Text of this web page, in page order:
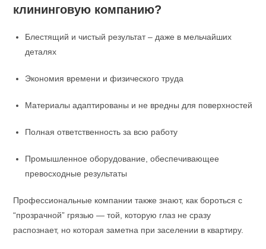
клининговую компанию?
Блестящий и чистый результат – даже в мельчайших
деталях
Экономия времени и физического труда
Материалы адаптированы и не вредны для поверхностей
Полная ответственность за всю работу
Промышленное оборудование, обеспечивающее
превосходные результаты
Профессиональные компании также знают, как бороться с
“прозрачной” грязью — той, которую глаз не сразу
распознает, но которая заметна при заселении в квартиру.